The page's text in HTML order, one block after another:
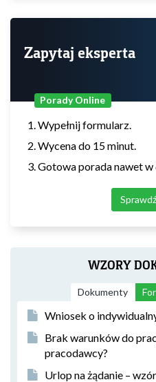
Zapytaj eksperta
Porady Online
Wypełnij formularz.
Wycena do 15 minut.
Gotowa porada nawet w
WZORY
Dokumenty
Wniosek o
Brak warunków do
pracodawcy?
Urlop na żądanie –